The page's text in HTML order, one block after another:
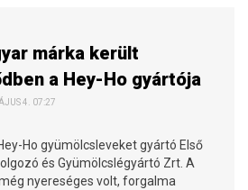
márka került
a Hey-Ho gyártója
4. 07:27
Ho gyümölcsleveket gyártó Első
és Gyümölcslégyártó Zrt. A
nyereséges volt, forgalma